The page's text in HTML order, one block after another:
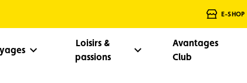
E-SHOP
Loisirs &
passions
Avantages
Club